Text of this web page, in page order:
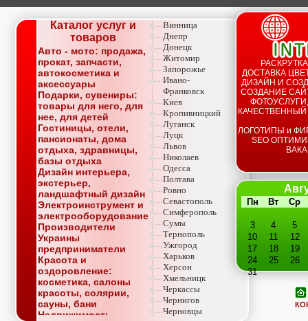
Каталог услуг и
товаров
Авто - мото: продажа,
прокат, запчасти,
автокосметика и
аксессуары
Подарки, сувениры:
товары для него, для
нее, для детей
Гостиницы, отели,
пансионаты, дома
отдыха, здравницы,
базы отдыха
Дизайн интерьера,
экстерьер,
ландшафтный дизайн
Электроинструмент и
электрооборудование
Производители
Украины
предприниматели
Красота и
оздоровление:
косметика, салоны
красоты, солярии,
сауны, бани
Недвижимость,
Винница
Днепр
Донецк
Житомир
Запорожье
Ивано-
Франковск
Киев
Кропивницкий
Луганск
Луцк
Львов
Николаев
Одесса
Полтава
Ровно
Севастополь
Симферополь
Сумы
Тернополь
Ужгород
Харьков
Херсон
Хмельницк
Черкассы
Чернигов
Черновцы
ДОСТАВКА
ДИЗАЙН И
СОЗДАНИЕ
ЛОГОТИПЫ и
SEO
Пн Вт Ср
3 4
5
10
11
12
17
18
19
24
25
26
31